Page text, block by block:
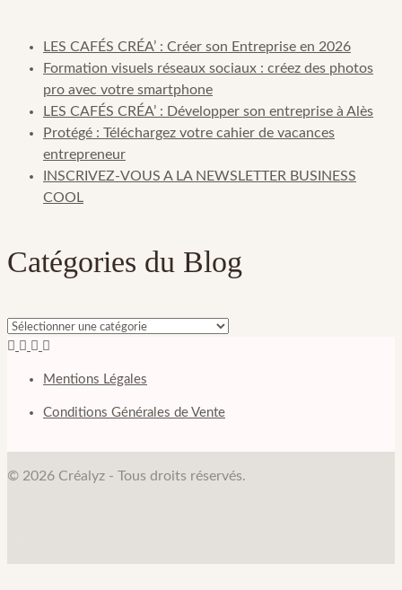
LES CAFÉS CRÉA’ : Créer son Entreprise en 2026
Formation visuels réseaux sociaux : créez des photos
pro avec votre smartphone
LES CAFÉS CRÉA’ : Développer son entreprise à Alès
Protégé : Téléchargez votre cahier de vacances
entrepreneur
INSCRIVEZ-VOUS A LA NEWSLETTER BUSINESS
COOL
Catégories du Blog
Catégories
du
Mentions Légales
Conditions Générales de Vente
© 2026 Créalyz - Tous droits réservés.